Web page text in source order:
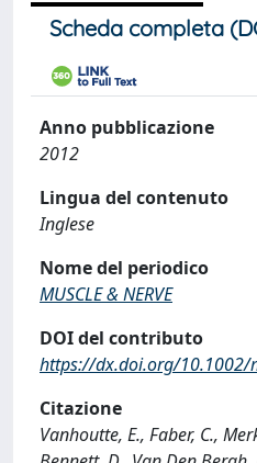
Scheda completa
Anno pubblicazione
2012
Lingua del contenuto
Inglese
Nome del periodico
MUSCLE & NERVE
DOI del contributo
https://dx.doi.org/10.1002/
Citazione
Vanhoutte, E., Faber, C.,